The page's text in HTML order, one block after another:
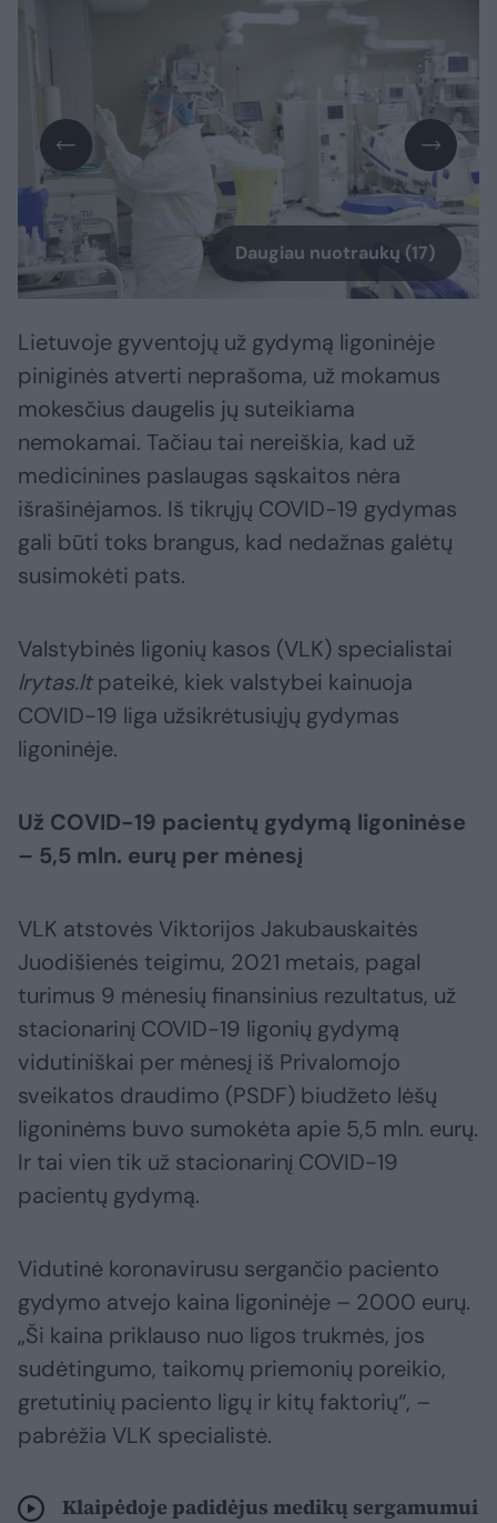
Daugiau nuotraukų (17)
Lietuvoje gyventojų už gydymą ligoninėje
piniginės atverti neprašoma, už mokamus
mokesčius daugelis jų suteikiama
nemokamai. Tačiau tai nereiškia, kad už
medicinines paslaugas sąskaitos nėra
išrašinėjamos. Iš tikrųjų COVID-19 gydymas
gali būti toks brangus, kad nedažnas galėtų
susimokėti pats.
Valstybinės ligonių kasos (VLK) specialistai
lrytas.ltpateikė, kiek valstybei kainuoja
COVID-19 liga užsikrėtusiųjų gydymas
ligoninėje.
Už COVID-19 pacientų gydymą ligoninėse
– 5,5 mln. eurų per mėnesį
VLK atstovės Viktorijos Jakubauskaitės
Juodišienės teigimu, 2021 metais, pagal
turimus 9 mėnesių finansinius rezultatus, už
stacionarinį COVID-19 ligonių gydymą
vidutiniškai per mėnesį iš Privalomojo
sveikatos draudimo (PSDF) biudžeto lėšų
ligoninėms buvo sumokėta apie 5,5 mln. eurų.
Ir tai vien tik už stacionarinį COVID-19
pacientų gydymą.
Vidutinė koronavirusu sergančio paciento
gydymo atvejo kaina ligoninėje – 2000 eurų.
„Ši kaina priklauso nuo ligos trukmės, jos
sudėtingumo, taikomų priemonių poreikio,
gretutinių paciento ligų ir kitų faktorių“, –
pabrėžia VLK specialistė.
Klaipėdoje padidėjus medikų sergamumui